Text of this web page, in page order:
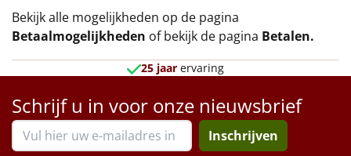
Bekijk alle mogelijkheden op de pagina
Betaalmogelijkheden of bekijk de pagina Betalen.
25 jaar ervaring
Schrijf u in voor onze nieuwsbrief
Inschrijven